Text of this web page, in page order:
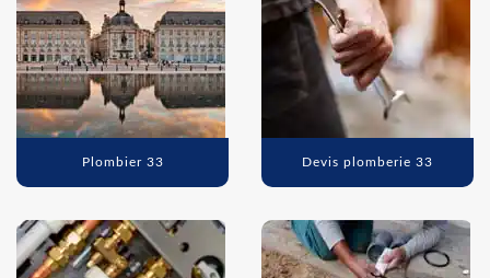
Plombier 33 Devis plomberie 33